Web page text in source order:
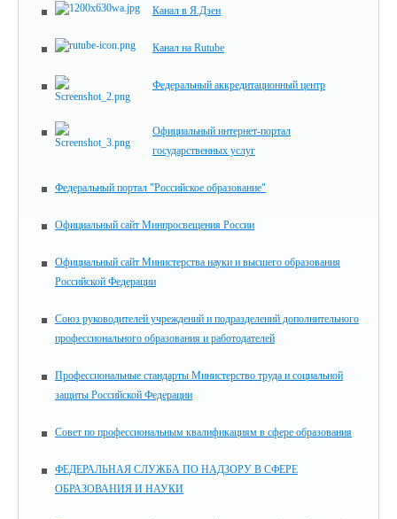
Канал в Я.Дзен
Канал на Rutube
Федеральный аккредитационный центр
Официальный интернет-портал
государственных услуг
Федеральный портал "Российское образование"
Официальный сайт Минпросвещения России
Официальный сайт Министерства науки и высшего образования
Российской Федерации
Союз руководителей учреждений и подразделений дополнительного
профессионального образования и работодателей
Профессиональные стандарты Министерство труда и социальной
защиты Российской Федерации
Совет по профессиональным квалификациям в сфере образования
ФЕДЕРАЛЬНАЯ СЛУЖБА ПО НАДЗОРУ В СФЕРЕ
ОБРАЗОВАНИЯ И НАУКИ